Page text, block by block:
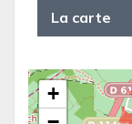
La carte